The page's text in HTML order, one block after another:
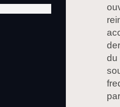
du